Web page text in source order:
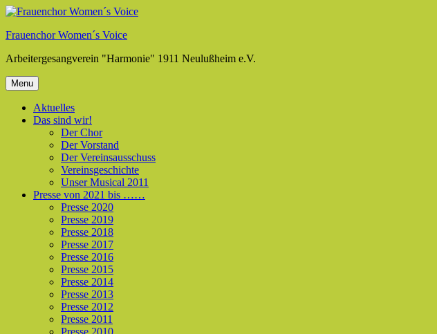
Skip
content
Frauenchor Women´s Voice
Arbeitergesangverein "Harmonie" 1911 Neulußheim e.V.
Menu
Aktuelles
Das sind wir!
Der Chor
Der Vorstand
Der Vereinsausschuss
Vereinsgeschichte
Unser Musical 2011
Presse von 2021 bis ……
Presse 2020
Presse 2019
Presse 2018
Presse 2017
Presse 2016
Presse 2015
Presse 2014
Presse 2013
Presse 2012
Presse 2011
Presse 2010